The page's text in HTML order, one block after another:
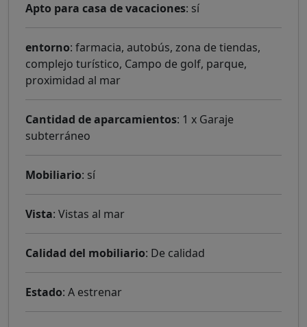
Apto para casa de vacaciones: sí
entorno: farmacia, autobús, zona de tiendas,
complejo turístico, Campo de golf, parque,
proximidad al mar
Cantidad de aparcamientos: 1 x Garaje
subterráneo
Mobiliario: sí
Vista: Vistas al mar
Calidad del mobiliario: De calidad
Estado: A estrenar